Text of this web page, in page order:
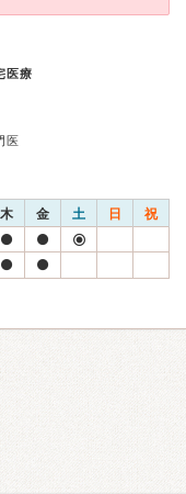
医療
医
木 金 土 日 祝